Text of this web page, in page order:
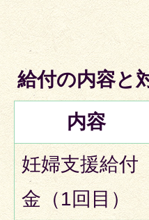
給付の内容と
内容
妊婦支援給付
金（1回目）